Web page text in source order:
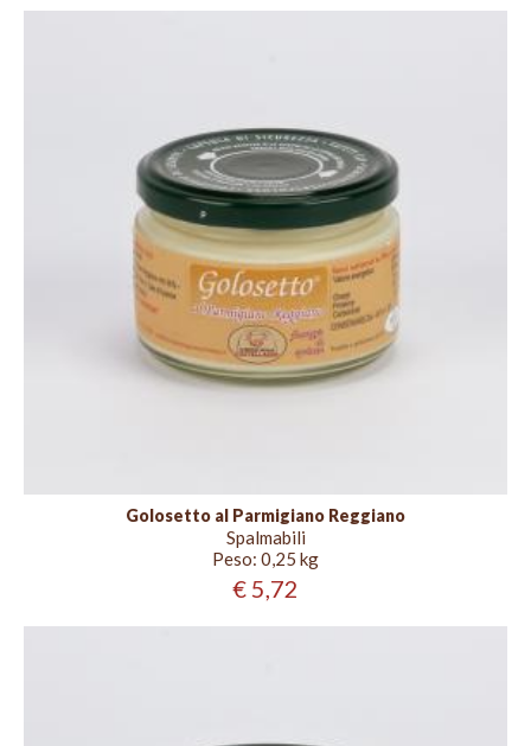
Golosetto al Parmigiano Reggiano
Spalmabili
Peso: 0,25 kg
€ 5,72